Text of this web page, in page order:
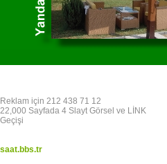
Reklam için 212 438 71 12
22,000 Sayfada 4 Slayt Görsel ve LİNK
Geçişi
saat.bbs.tr